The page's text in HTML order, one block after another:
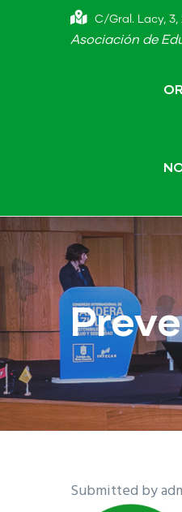
C/Gral. Lacy, 3,
Asociación de
Submitted by